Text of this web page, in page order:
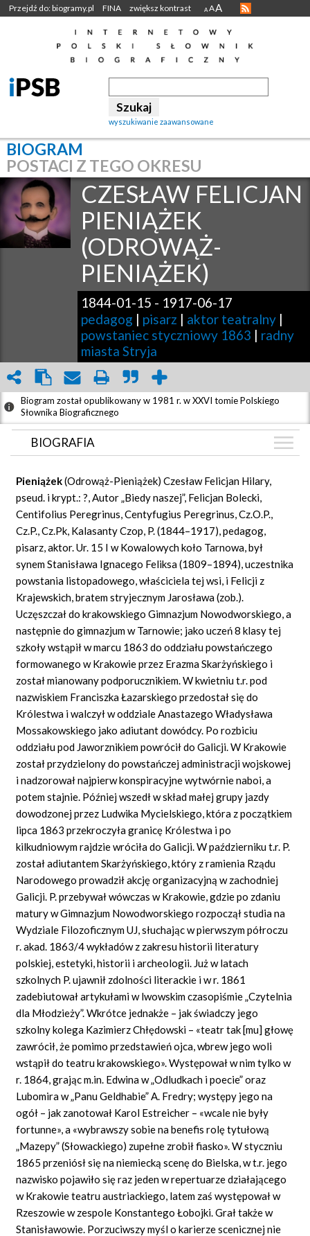
Przejdź do: biogramy.pl FINA zwiększ kontrast A AA
wyszukiwanie zaawansowane
BIOGRAM
POSTACI Z TEGO OKRESU
CZESŁAW FELICJAN
PIENIĄŻEK
(ODROWĄŻ-
PIENIĄŻEK)
1844-01-15 - 1917-06-17
pedagog | pisarz | aktor teatralny |
powstaniec styczniowy 1863 | radny
miasta Stryja
Biogram został opublikowany w 1981 r. w XXVI tomie Polskiego
Słownika Biograficznego
BIOGRAFIA
GRAF POWIĄZAŃ
DYSKUSJA
Mapa
Pieniążek(Odrowąż-Pieniążek) Czesław Felicjan Hilary,
pseud. i krypt.: ?, Autor „Biedy naszej”, Felicjan Bolecki,
Centifolius Peregrinus, Centyfugius Peregrinus, Cz.O.P.,
Cz.P., Cz.Pk, Kalasanty Czop, P. (1844–1917), pedagog,
pisarz, aktor. Ur. 15 I w Kowalowych koło Tarnowa, był
synem Stanisława Ignacego Feliksa (1809–1894), uczestnika
powstania listopadowego, właściciela tej wsi, i Felicji z
Krajewskich, bratem stryjecznym Jarosława (zob.).
Uczęszczał do krakowskiego Gimnazjum Nowodworskiego, a
następnie do gimnazjum w Tarnowie; jako uczeń 8 klasy tej
szkoły wstąpił w marcu 1863 do oddziału powstańczego
formowanego w Krakowie przez Erazma Skarżyńskiego i
został mianowany podporucznikiem. W kwietniu t.r. pod
nazwiskiem Franciszka Łazarskiego przedostał się do
Królestwa i walczył w oddziale Anastazego Władysława
Mossakowskiego jako adiutant dowódcy. Po rozbiciu
oddziału pod Jaworznikiem powrócił do Galicji. W Krakowie
został przydzielony do powstańczej administracji wojskowej
i nadzorował najpierw konspiracyjne wytwórnie naboi, a
potem stajnie. Później wszedł w skład małej grupy jazdy
dowodzonej przez Ludwika Mycielskiego, która z początkiem
lipca 1863 przekroczyła granicę Królestwa i po
kilkudniowym rajdzie wróciła do Galicji. W październiku t.r. P.
został adiutantem Skarżyńskiego, który z ramienia Rządu
Narodowego prowadził akcję organizacyjną w zachodniej
Galicji. P. przebywał wówczas w Krakowie, gdzie po zdaniu
matury w Gimnazjum Nowodworskiego rozpoczął studia na
Wydziale Filozoficznym UJ, słuchając w pierwszym półroczu
r. akad. 1863/4 wykładów z zakresu historii literatury
polskiej, estetyki, historii i archeologii. Już w latach
szkolnych P. ujawnił zdolności literackie i w r. 1861
zadebiutował artykułami w lwowskim czasopiśmie „Czytelnia
dla Młodzieży”. Wkrótce jednakże – jak świadczy jego
szkolny kolega Kazimierz Chłędowski – «teatr tak [mu] głowę
zawrócił, że pomimo przedstawień ojca, wbrew jego woli
wstąpił do teatru krakowskiego». Występował w nim tylko w
r. 1864, grając m.in. Edwina w „Odludkach i poecie” oraz
Lubomira w „Panu Geldhabie” A. Fredry; występy jego na
ogół – jak zanotował Karol Estreicher – «wcale nie były
fortunne», a «wybrawszy sobie na benefis rolę tytułową
„Mazepy” (Słowackiego) zupełne zrobił fiasko». W styczniu
1865 przeniósł się na niemiecką scenę do Bielska, w t.r. jego
nazwisko pojawiło się raz jeden w repertuarze działającego
w Krakowie teatru austriackiego, latem zaś występował w
Rzeszowie w zespole Konstantego Łobojki. Grał także w
Stanisławowie. Porzuciwszy myśl o karierze scenicznej nie